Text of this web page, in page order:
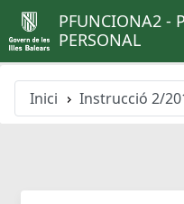
PFUNCIONA2 -
PERSONAL
Inici Instrucció 2/